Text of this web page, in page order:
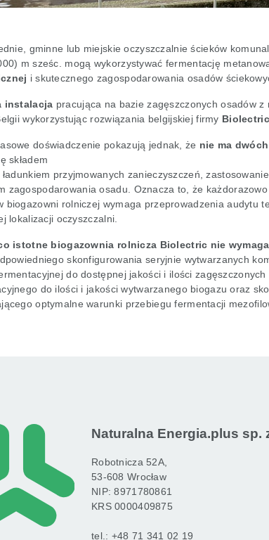
gminne lub miejskie oczyszczalnie ścieków
m sześc. mogą wykorzystywać fermentację
i skutecznego zagospodarowania osadów
instalacja pracująca na bazie zagęszczonych osadów z
wykorzystując rozwiązania belgijskiej firmy Biolectric
doświadczenie pokazują jednak, że nie ma
składem
ładunkiem przyjmowanych zanieczyszczeń,
zagospodarowania osadu. Oznacza to, że
biogazowni rolniczej wymaga przeprowadzenia audytu
lokalizacji oczyszczalni.
istotne biogazownia rolnicza Biolectric nie
skonfigurowania seryjnie wytwarzanych
do dostępnej jakości i ilości zagęszczonych
do ilości i jakości wytwarzanego biogazu oraz
optymalne warunki przebiegu fermentacji
Naturalna Energia.plus sp.
Robotnicza 52A,
53-608 Wrocław
NIP: 8971780861
KRS 0000409875
tel.: +48 71 341 02 19